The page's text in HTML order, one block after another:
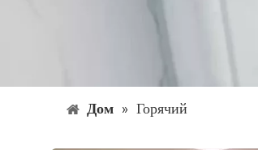
Дом » Горячий